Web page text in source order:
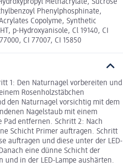
Methacrylate, Sucrose
Phenylphosphinate,
Copolyme, Synthetic
p-Hydroxyanisole, Cl 19140, CI
CI 77007, CI 15850
1: Den Naturnagel vorbereiten und
Rosenholzstäbchen
den Naturnagel vorsichtig mit dem
Nagelstaub mit einem
Pad entfernen. Schritt 2: Nach
Schicht Primer auftragen. Schritt
auftragen und diese unter der LED-
eine dünne Schicht der
und in der LED-Lampe aushärten.